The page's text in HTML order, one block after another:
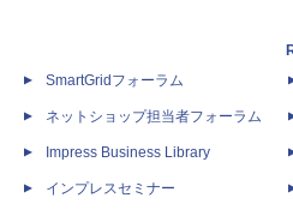
SmartGridフォーラム
ネットショップ担当者フォーラム
Impress Business Library
インプレスセミナー